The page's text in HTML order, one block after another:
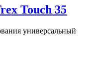
Touch 35
универсальный